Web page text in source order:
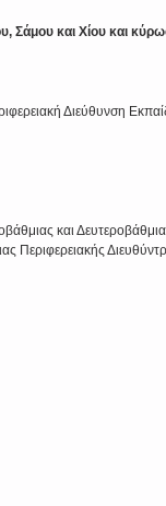
και Χίου και
Διεύθυνση
και
Περιφερειακής